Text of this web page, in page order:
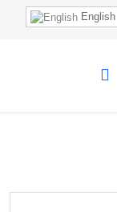
English